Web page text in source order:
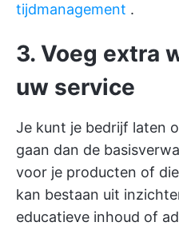
tijdmanagement .
3. Voeg extra
uw service
Je kunt je bedrijf laten
gaan dan de
voor je producten of
kan bestaan uit
educatieve inhoud of